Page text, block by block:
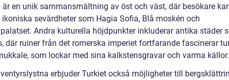
en unik sammansmältning av öst och väst, där besökare
sevärdheter som Hagia Sofia, Blå moskén och
Andra kulturella höjdpunkter inkluderar antika städer
där ruiner från det romerska imperiet fortfarande fascinerar
som lockar med sina kalkstensgravar och varma källor.
erbjuder Turkiet också möjligheter till